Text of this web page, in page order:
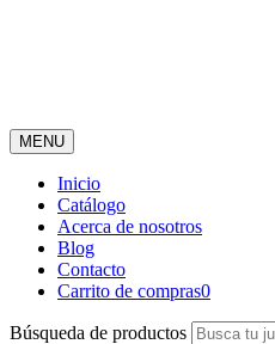
MENU
Inicio
Catálogo
Acerca de nosotros
Blog
Contacto
Carrito de compras0
Búsqueda de productos